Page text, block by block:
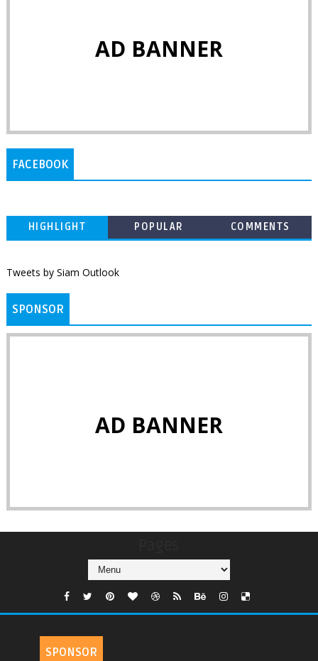
AD BANNER
FACEBOOK
HIGHLIGHT POPULAR COMMENTS
Tweets by Siam Outlook
SPONSOR
AD BANNER
SPONSOR